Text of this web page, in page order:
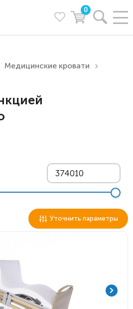
0
Медицинские кровати
Уточнить параметры